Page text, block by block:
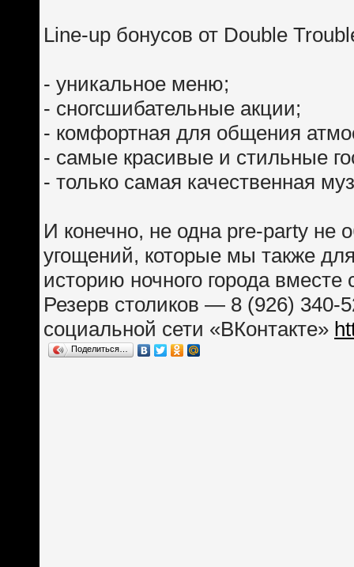
Line-up бонусов от Double
- уникальное меню;
- сногсшибательные акции;
- комфортная для общения
- самые красивые и стильные
- только самая качественная
И конечно, не одна pre-party не
угощений, которые мы также
историю ночного города
Резерв столиков — 8 (926) 340-
социальной сети «ВКонтакте»
Поделиться…